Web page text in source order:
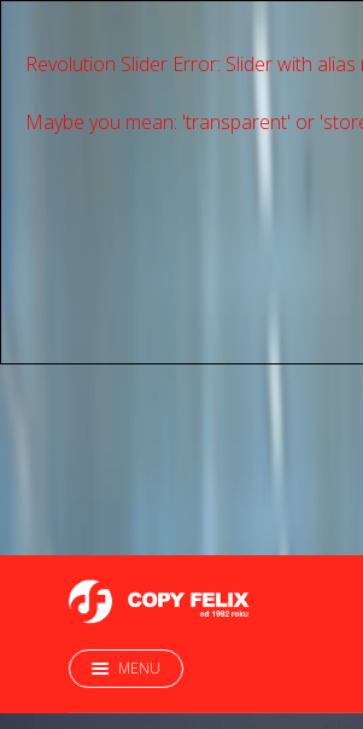
Revolution Slider Error: Slider with alias
Maybe you mean: 'transparent' or
MENU